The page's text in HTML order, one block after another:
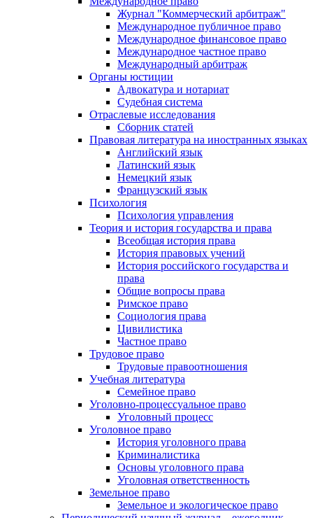
Журнал "Коммерческий арбитраж"
Международное публичное право
Международное финансовое право
Международное частное право
Международный арбитраж
Органы юстиции
Адвокатура и нотариат
Судебная система
Отраслевые исследования
Сборник статей
Правовая литература на иностранных языках
Английский язык
Латинский язык
Немецкий язык
Французский язык
Психология
Психология управления
Теория и история государства и права
Всеобщая история права
История правовых учений
История российского государства и
права
Общие вопросы права
Римское право
Социология права
Цивилистика
Частное право
Трудовое право
Трудовые правоотношения
Учебная литература
Семейное право
Уголовно-процессуальное право
Уголовный процесс
Уголовное право
История уголовного права
Криминалистика
Основы уголовного права
Уголовная ответственность
Земельное право
Земельное и экологическое право